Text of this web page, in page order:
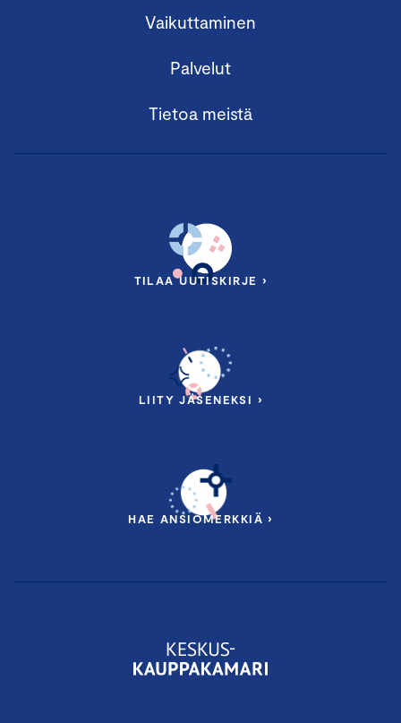
Vaikuttaminen
Palvelut
Tietoa meistä
TILAA UUTISKIRJE ›
LIITY JÄSENEKSI ›
HAE ANSIOMERKKIÄ ›